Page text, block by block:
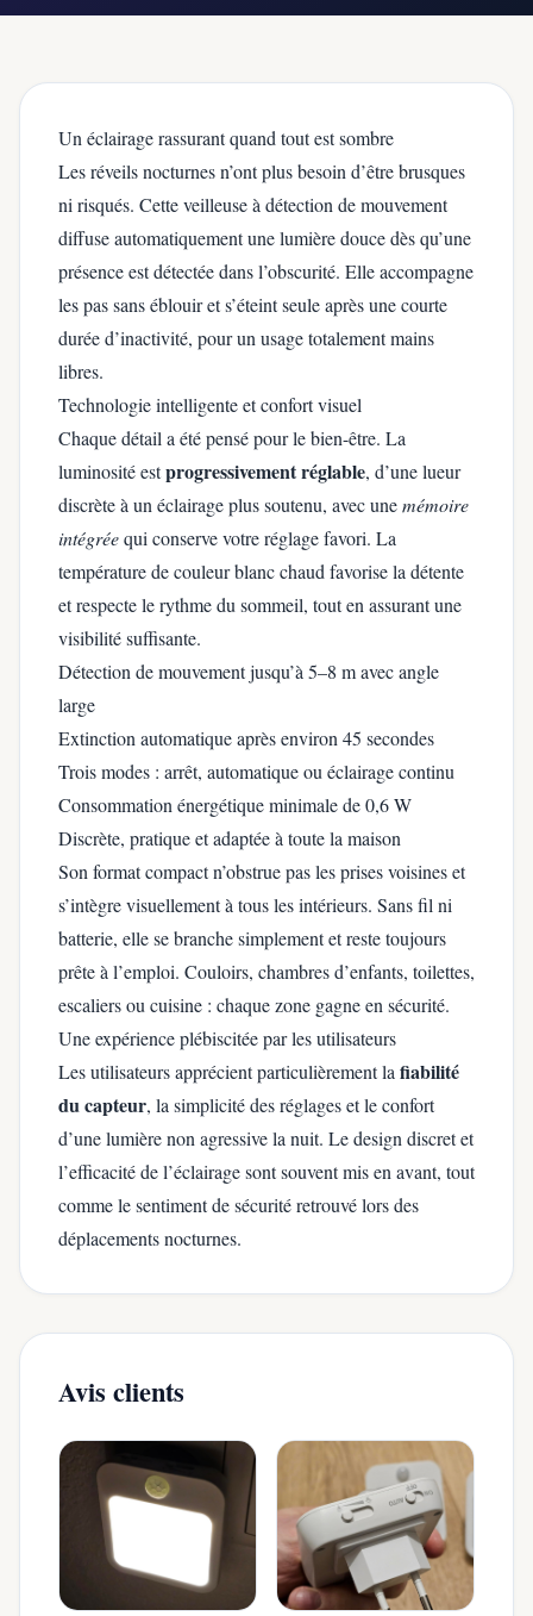
Un éclairage rassurant quand tout est sombre
Les réveils nocturnes n’ont plus besoin d’être brusques
ni risqués. Cette veilleuse à détection de mouvement
diffuse automatiquement une lumière douce dès qu’une
présence est détectée dans l’obscurité. Elle accompagne
les pas sans éblouir et s’éteint seule après une courte
durée d’inactivité, pour un usage totalement mains
libres.
Technologie intelligente et confort visuel
Chaque détail a été pensé pour le bien-être. La
luminosité estprogressivement réglable, d’une lueur
discrète à un éclairage plus soutenu, avec unemémoire
intégréequi conserve votre réglage favori. La
température de couleur blanc chaud favorise la détente
et respecte le rythme du sommeil, tout en assurant une
visibilité suffisante.
Détection de mouvement jusqu’à 5–8 m avec angle
large
Extinction automatique après environ 45 secondes
Trois modes : arrêt, automatique ou éclairage continu
Consommation énergétique minimale de 0,6 W
Discrète, pratique et adaptée à toute la maison
Son format compact n’obstrue pas les prises voisines et
s’intègre visuellement à tous les intérieurs. Sans fil ni
batterie, elle se branche simplement et reste toujours
prête à l’emploi. Couloirs, chambres d’enfants, toilettes,
escaliers ou cuisine : chaque zone gagne en sécurité.
Une expérience plébiscitée par les utilisateurs
Les utilisateurs apprécient particulièrement la fiabilité
du capteur, la simplicité des réglages et le confort
d’une lumière non agressive la nuit. Le design discret et
l’efficacité de l’éclairage sont souvent mis en avant, tout
comme le sentiment de sécurité retrouvé lors des
déplacements nocturnes.
Avis clients